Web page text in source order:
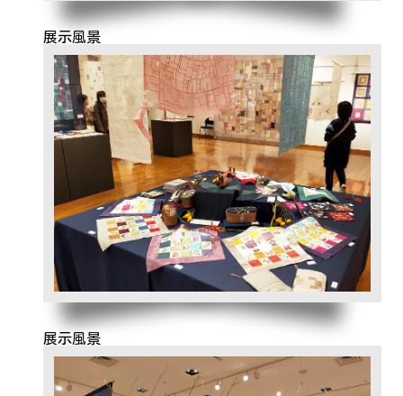
展示風景
展示風景